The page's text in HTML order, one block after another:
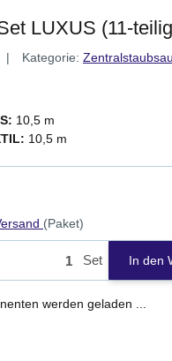
LUXUS (11-
Kategorie:
10,5 m
10,5 m
(Paket)
Set In den
werden geladen ...